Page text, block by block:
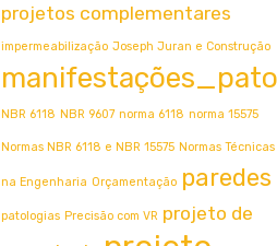
projetos complementares
impermeabilização Joseph Juran e Construção
NBR 6118 NBR 9607 norma 6118 norma 15575
Normas NBR 6118 e NBR 15575 Normas Técnicas
na Engenharia Orçamentação paredes
patologias Precisão com VR projeto de